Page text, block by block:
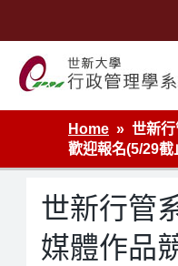
世新大學行政管理學系網
Home
世新
歡迎報名(5/29截
世新行管
媒體作品